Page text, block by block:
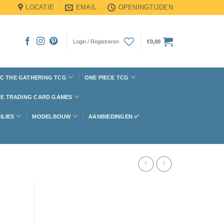
LOCATIE EMAIL OPENINGTIJDEN
Login / Registreren €0,00
THE GATHERING TCG ONE PIECE TCG
TRADING CARD GAMES
MODELBOUW AANBIEDINGEN ✅